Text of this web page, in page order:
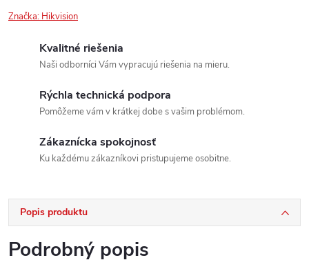
Značka: Hikvision
Kvalitné riešenia
Naši odborníci Vám vypracujú riešenia na mieru.
Rýchla technická podpora
Pomôžeme vám v krátkej dobe s vašim problémom.
Zákaznícka spokojnosť
Ku každému zákazníkovi pristupujeme osobitne.
Popis produktu
Podrobný popis